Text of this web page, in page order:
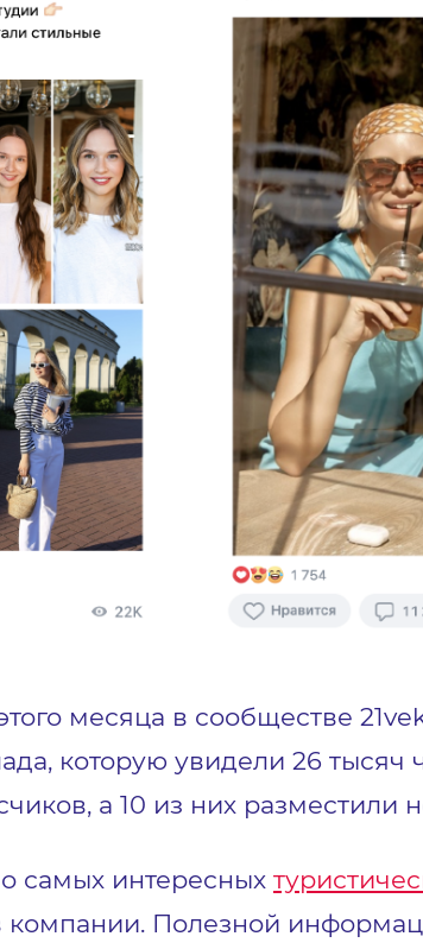
месяца в сообществе
которую увидели 26 тысяч
а 10 из них разместили
самых интересных
компании. Полезной